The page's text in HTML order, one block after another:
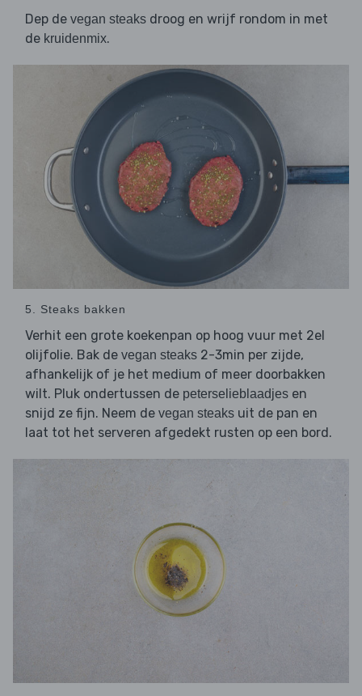
Dep de vegan steaks droog en wrijf rondom in met
de kruidenmix.
5. Steaks bakken
Verhit een grote koekenpan op hoog vuur met 2el
olijfolie. Bak de vegan steaks 2-3min per zijde,
afhankelijk of je het medium of meer doorbakken
wilt. Pluk ondertussen de peterselieblaadjes en
snijd ze fijn. Neem de vegan steaks uit de pan en
laat tot het serveren afgedekt rusten op een bord.